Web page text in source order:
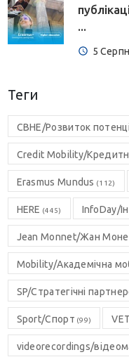
...
5
Теги
CBHE/Розвиток
Credit Mobility/
Erasmus Mundus (112)
HERE (445) InfoDay/
Jean Monnet/Жан Моне
Mobility/Академічна
SP/Стратегічні
Sport/Спорт (99) VET
videorecordings/